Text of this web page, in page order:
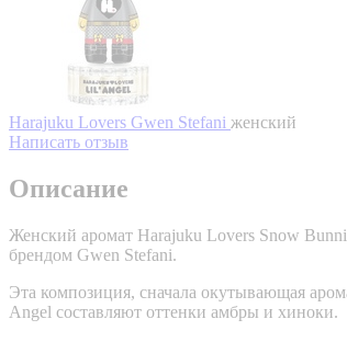
Harajuku Lovers Gwen Stefani женский
Написать отзыв
Описание
Женский аромат Harajuku Lovers Snow
брендом Gwen Stefani.
Эта композиция, сначала окутывающая
Angel составляют оттенки амбры и хиноки.